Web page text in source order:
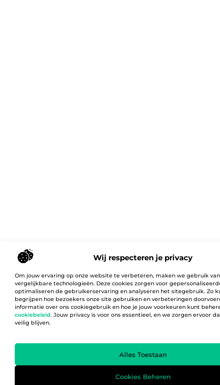
Wij respecteren je privacy
Om jouw ervaring op onze website te verbeteren, maken we gebruik
vergelijkbare technologieën. Deze cookies zorgen voor
optimaliseren de gebruikerservaring en analyseren het sitegebruik. Zo
begrijpen hoe bezoekers onze site gebruiken en verbeteringen
informatie over ons cookiegebruik en hoe je jouw voorkeuren kunt
cookiebeleid. Jouw privacy is voor ons essentieel, en we zorgen ervoor
veilig blijven.
Alles Toestaan
Cookies Beheren